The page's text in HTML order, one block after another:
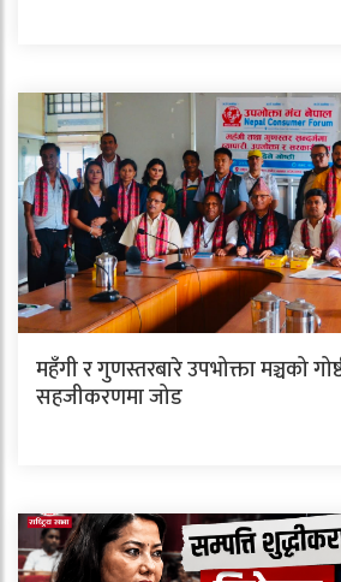
महँगी र गुणस्तरबारे उपभोक्ता मञ्चको
सहजीकरणमा जोड